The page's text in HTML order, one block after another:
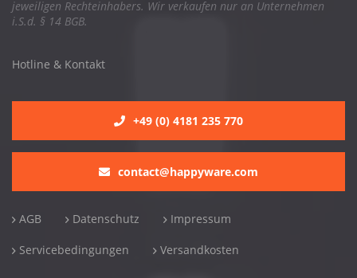
jeweiligen Rechteinhabers. Wir verkaufen nur an Unternehmen
i.S.d. § 14 BGB.
Hotline & Kontakt
+49 (0) 4181 235 770
contact@happyware.com
AGB Datenschutz Impressum
Servicebedingungen Versandkosten